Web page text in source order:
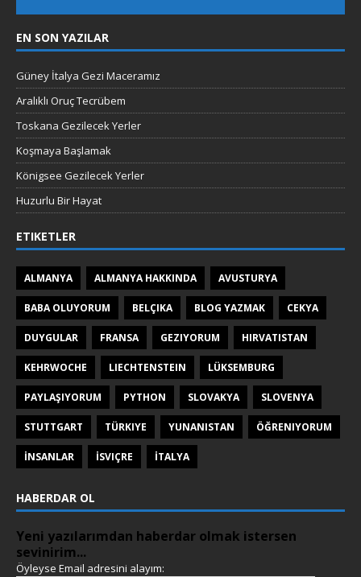
EN SON YAZILAR
Güney İtalya Gezi Maceramız
Aralıklı Oruç Tecrübem
Toskana Gezilecek Yerler
Koşmaya Başlamak
Königsee Gezilecek Yerler
Huzurlu Bir Hayat
ETIKETLER
ALMANYA ALMANYA HAKKINDA AVUSTURYA
BABA OLUYORUM BELÇIKA BLOG YAZMAK CEKYA
DUYGULAR FRANSA GEZIYORUM HIRVATISTAN
KEHRWOCHE LIECHTENSTEIN LÜKSEMBURG
PAYLAŞIYORUM PYTHON SLOVAKYA SLOVENYA
STUTTGART TÜRKIYE YUNANISTAN ÖĞRENIYORUM
İNSANLAR İSVIÇRE İTALYA
HABERDAR OL
Yeni yazılarımdan haberdar olmak istersen
sevinirim...
Öyleyse Email adresini alayım: